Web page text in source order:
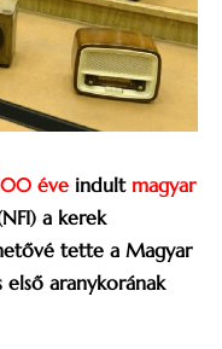
éve indult magyar
a kerek
tette a Magyar
első aranykorának